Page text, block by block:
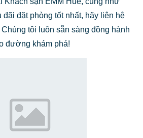
đặt phòng tốt nhất, hãy liên hệ
Chúng tôi luôn sẵn sàng đồng hành
đường khám phá!